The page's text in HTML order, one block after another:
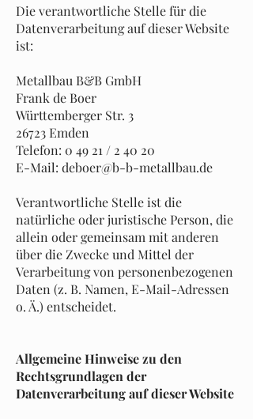
Die verantwortliche Stelle für die
Datenverarbeitung auf dieser Website
ist:
Metallbau B&B GmbH
Frank de Boer
Württemberger Str. 3
26723 Emden
Telefon: 0 49 21 / 2 40 20
E-Mail: deboer@b-b-metallbau.de
Verantwortliche Stelle ist die
natürliche oder juristische Person, die
allein oder gemeinsam mit anderen
über die Zwecke und Mittel der
Verarbeitung von personenbezogenen
Daten (z. B. Namen, E-Mail-Adressen
o. Ä.) entscheidet.
Allgemeine Hinweise zu den
Rechtsgrundlagen der
Datenverarbeitung auf dieser Website